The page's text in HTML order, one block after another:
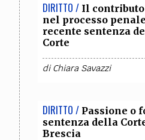
DIRITTO / Il
nel processo
recente sentenza
Corte
diChiara Savazzi
DIRITTO / Passione o
sentenza della
Brescia